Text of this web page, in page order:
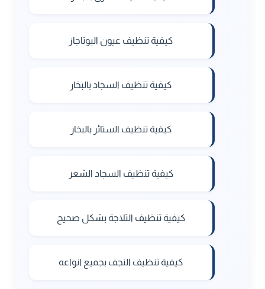
كيفية تنظيف عيون البوتاجاز
كيفية تنظيف السجاد بالبخار
كيفية تنظيف الستائر بالبخار
كيفية تنظيف السجاد الشعر
كيفية تنظيف الثلاجة بشكل صحيح
كيفية تنظيف النجف بجميع انواعه